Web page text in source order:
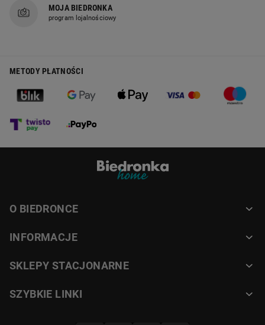
MOJA BIEDRONKA
program lojalnościowy
METODY PŁATNOŚCI
O BIEDRONCE
INFORMACJE
SKLEPY STACJONARNE
SZYBKIE LINKI